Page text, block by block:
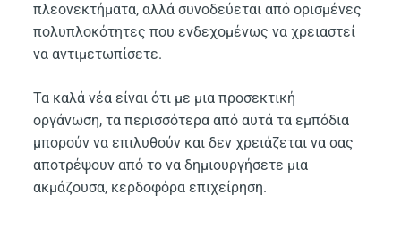
πλεονεκτήματα, αλλά συνοδεύεται από ορισμένες
πολυπλοκότητες που ενδεχομένως να χρειαστεί
να αντιμετωπίσετε.
Τα καλά νέα είναι ότι με μια προσεκτική
οργάνωση, τα περισσότερα από αυτά τα εμπόδια
μπορούν να επιλυθούν και δεν χρειάζεται να σας
αποτρέψουν από το να δημιουργήσετε μια
ακμάζουσα, κερδοφόρα επιχείρηση.